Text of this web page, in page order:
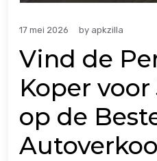
17 mei 2026 by apkzilla
Vind de
Koper
op de